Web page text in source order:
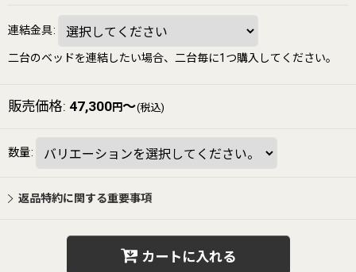
連結金具:
二台のベッドを連結したい場合、二台毎に1つ購入してください。
販売価格: 47,300円～(税込)
数量:
返品特約に関する重要事項
カートに入れる